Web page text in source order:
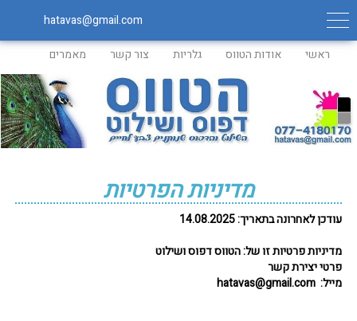
ראשי אודות הטווס גלריות צור קשר מאמרים
מדיניות הפרטיות
עודכן לאחרונה בתאריך: 14.08.2025
מדיניות פרטיות זו של: הטווס דפוס ושילוט
פרטי יצירת קשר
מייל: hatavas@gmail.com
hatavas@gmail.com